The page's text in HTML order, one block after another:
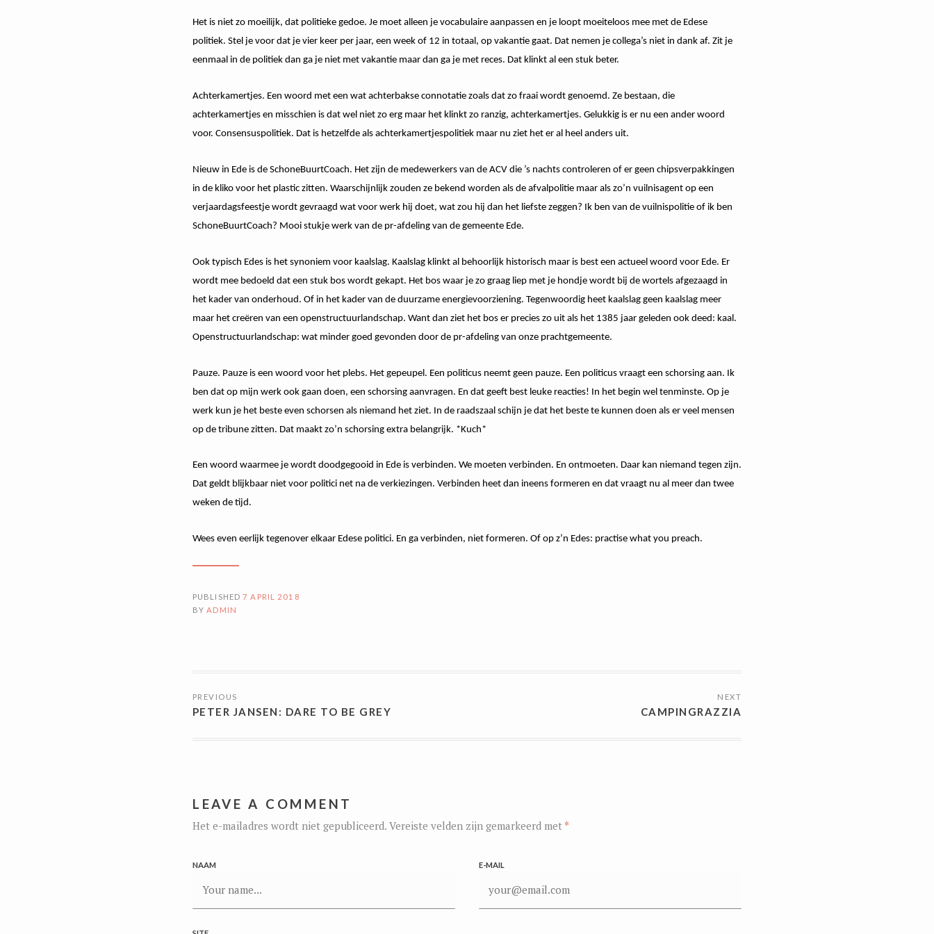
Het is niet zo moeilijk, dat politieke gedoe. Je moet alleen je vocabulaire aanpassen en je loopt moeiteloos mee met de Edese
politiek. Stel je voor dat je vier keer per jaar, een week of 12 in totaal, op vakantie gaat. Dat nemen je collega’s niet in dank af. Zit je
eenmaal in de politiek dan ga je niet met vakantie maar dan ga je met reces. Dat klinkt al een stuk beter.
Achterkamertjes. Een woord met een wat achterbakse connotatie zoals dat zo fraai wordt genoemd. Ze bestaan, die
achterkamertjes en misschien is dat wel niet zo erg maar het klinkt zo ranzig, achterkamertjes. Gelukkig is er nu een ander woord
voor. Consensuspolitiek. Dat is hetzelfde als achterkamertjespolitiek maar nu ziet het er al heel anders uit.
Nieuw in Ede is de SchoneBuurtCoach. Het zijn de medewerkers van de ACV die ’s nachts controleren of er geen chipsverpakkingen
in de kliko voor het plastic zitten. Waarschijnlijk zouden ze bekend worden als de afvalpolitie maar als zo’n vuilnisagent op een
verjaardagsfeestje wordt gevraagd wat voor werk hij doet, wat zou hij dan het liefste zeggen? Ik ben van de vuilnispolitie of ik ben
SchoneBuurtCoach? Mooi stukje werk van de pr-afdeling van de gemeente Ede.
Ook typisch Edes is het synoniem voor kaalslag. Kaalslag klinkt al behoorlijk historisch maar is best een actueel woord voor Ede. Er
wordt mee bedoeld dat een stuk bos wordt gekapt. Het bos waar je zo graag liep met je hondje wordt bij de wortels afgezaagd in
het kader van onderhoud. Of in het kader van de duurzame energievoorziening. Tegenwoordig heet kaalslag geen kaalslag meer
maar het creëren van een openstructuurlandschap. Want dan ziet het bos er precies zo uit als het 1385 jaar geleden ook deed: kaal.
Openstructuurlandschap: wat minder goed gevonden door de pr-afdeling van onze prachtgemeente.
Pauze. Pauze is een woord voor het plebs. Het gepeupel. Een politicus neemt geen pauze. Een politicus vraagt een schorsing aan. Ik
ben dat op mijn werk ook gaan doen, een schorsing aanvragen. En dat geeft best leuke reacties! In het begin wel tenminste. Op je
werk kun je het beste even schorsen als niemand het ziet. In de raadszaal schijn je dat het beste te kunnen doen als er veel mensen
op de tribune zitten. Dat maakt zo’n schorsing extra belangrijk. *Kuch*
Een woord waarmee je wordt doodgegooid in Ede is verbinden. We moeten verbinden. En ontmoeten. Daar kan niemand tegen zijn.
Dat geldt blijkbaar niet voor politici net na de verkiezingen. Verbinden heet dan ineens formeren en dat vraagt nu al meer dan twee
weken de tijd.
Wees even eerlijk tegenover elkaar Edese politici. En ga verbinden, niet formeren. Of op z’n Edes: practise what you preach.
PUBLISHED7 APRIL 2018
BY ADMIN
PREVIOUS
PETER JANSEN: DARE TO BE GREY
NEXT
CAMPINGRAZZIA
LEAVE A COMMENT
Het e-mailadres wordt niet gepubliceerd. Vereiste velden zijn gemarkeerd met *
NAAM E-MAIL